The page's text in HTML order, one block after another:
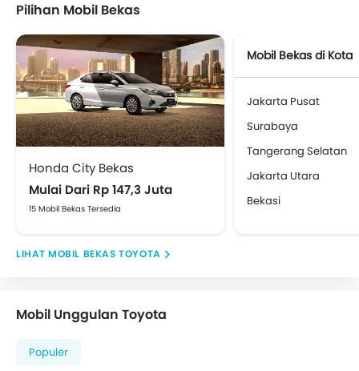
Pilihan Mobil Bekas
Honda City Bekas
Mulai Dari Rp 147,3 Juta
15 Mobil Bekas Tersedia
Mobil Bekas di Kota
Jakarta Pusat
Surabaya
Tangerang Selatan
Jakarta Utara
Bekasi
MOBIL BEKAS TOYOTA
Mobil Unggulan Toyota
Populer